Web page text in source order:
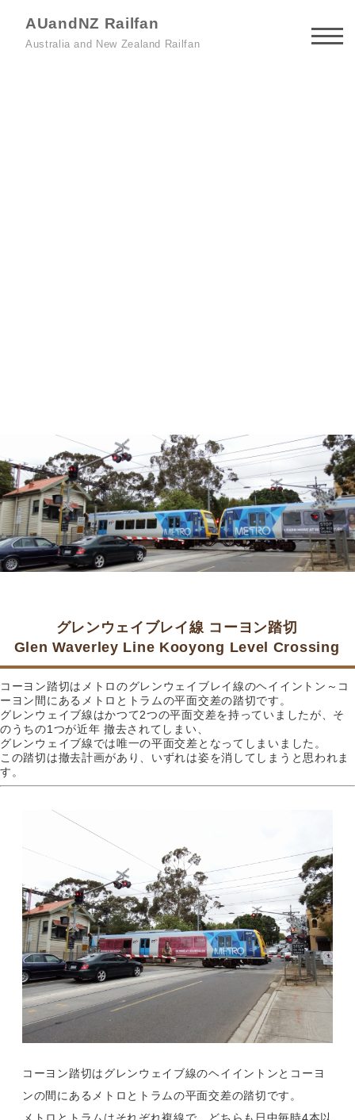
AUandNZ Railfan
Australia and New Zealand Railfan
グレンウェイブレイ線 コーヨン踏切
Glen Waverley Line Kooyong Level Crossing
コーヨン踏切はメトロのグレンウェイブレイ線のヘイイントン～コ
ーヨン間にあるメトロとトラムの平面交差の踏切です。
グレンウェイブ線はかつて2つの平面交差を持っていましたが、そ
のうちの1つが近年 撤去されてしまい、
グレンウェイブ線では唯一の平面交差となってしまいました。
この踏切は撤去計画があり、いずれは姿を消してしまうと思われま
す。
コーヨン踏切はグレンウェイブ線のヘイイントンとコーヨ
ンの間にあるメトロとトラムの平面交差の踏切です。